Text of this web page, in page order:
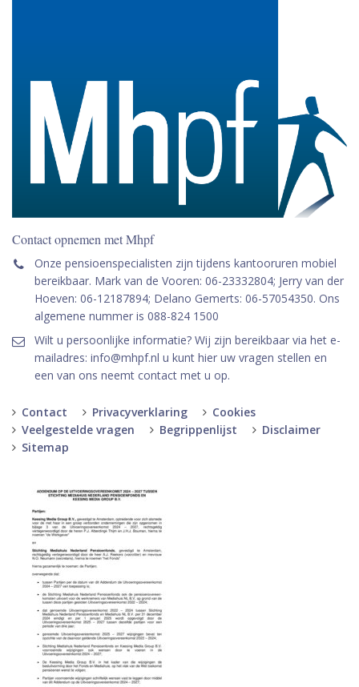
Contact opnemen met Mhpf
Onze pensioenspecialisten zijn tijdens kantooruren mobiel
bereikbaar. Mark van de Vooren: 06-23332804; Jerry van der
Hoeven: 06-12187894; Delano Gemerts: 06-57054350. Ons
algemene nummer is 088-824 1500
Wilt u persoonlijke informatie? Wij zijn bereikbaar via het e-
mailadres: info@mhpf.nl u kunt hier uw vragen stellen en
een van ons neemt contact met u op.
Contact Privacyverklaring
Cookies
Veelgestelde vragen
Begrippenlijst
Disclaimer
Sitemap